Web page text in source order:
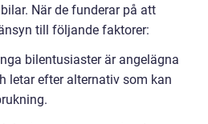
När de funderar på att
till följande faktorer:
bilentusiaster är angelägna
letar efter alternativ som kan